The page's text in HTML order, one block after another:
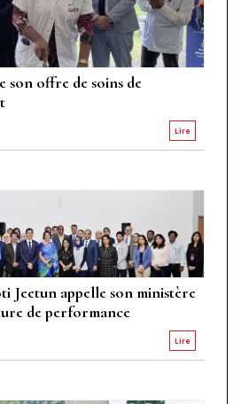
offre de soins de
Lire
Jeetun appelle son ministère
de performance
Lire